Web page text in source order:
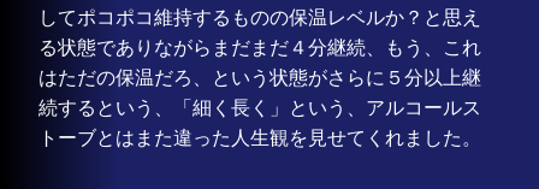
してポコポコ維持するものの保温レベルか？と思え
る状態でありながら まだまだ４分継続 、もう、これ
はただの保温だろ、という状態がさらに５分以上継
続するという、「細く長く」という、アルコールス
トーブとはまた違った人生観を見せてくれました。